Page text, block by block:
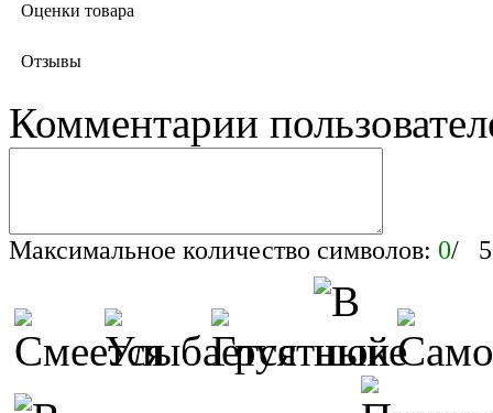
Оценки товара
Отзывы
Комментарии
Максимальное количество символов: 0/